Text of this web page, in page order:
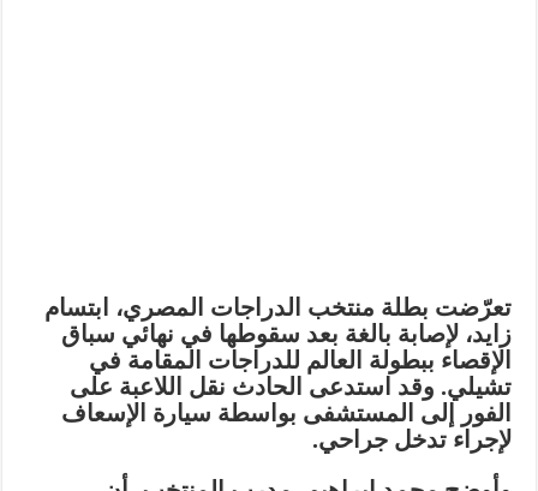
تعرّضت بطلة منتخب الدراجات المصري، ابتسام
زايد، لإصابة بالغة بعد سقوطها في نهائي سباق
الإقصاء ببطولة العالم للدراجات المقامة في
تشيلي. وقد استدعى الحادث نقل اللاعبة على
الفور إلى المستشفى بواسطة سيارة الإسعاف
لإجراء تدخل جراحي.